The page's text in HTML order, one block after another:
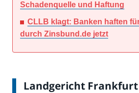
Schadenquelle und Haftung
CLLB klagt: Banken haften
durch Zinsbund.de jetzt
Landgericht